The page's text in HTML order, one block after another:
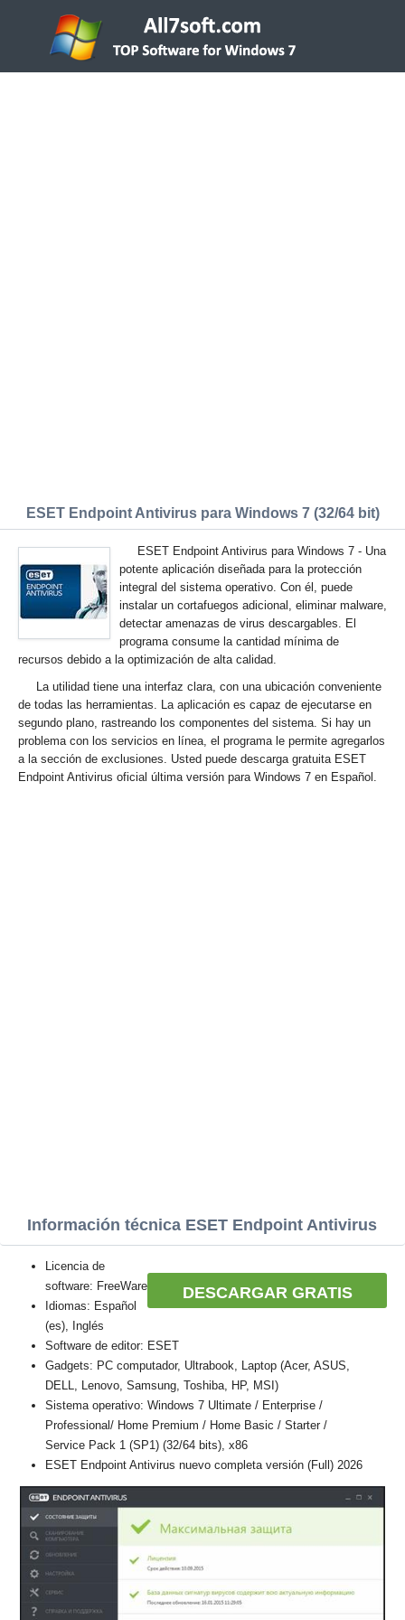
ESET Endpoint Antivirus para Windows 7 (32/64 bit)
ESET Endpoint Antivirus para Windows 7 - Una
potente aplicación diseñada para la protección
integral del sistema operativo. Con él, puede
instalar un cortafuegos adicional, eliminar malware,
detectar amenazas de virus descargables. El
programa consume la cantidad mínima de
recursos debido a la optimización de alta calidad.
La utilidad tiene una interfaz clara, con una ubicación conveniente
de todas las herramientas. La aplicación es capaz de ejecutarse en
segundo plano, rastreando los componentes del sistema. Si hay un
problema con los servicios en línea, el programa le permite agregarlos
a la sección de exclusiones. Usted puede descarga gratuita ESET
Endpoint Antivirus oficial última versión para Windows 7 en Español.
Información técnica ESET Endpoint Antivirus
DESCARGAR GRATIS
Licencia de
software: FreeWare
Idiomas: Español
(es), Inglés
Software de editor: ESET
Gadgets: PC computador, Ultrabook, Laptop (Acer, ASUS,
DELL, Lenovo, Samsung, Toshiba, HP, MSI)
Sistema operativo: Windows 7 Ultimate / Enterprise /
Professional/ Home Premium / Home Basic / Starter /
Service Pack 1 (SP1) (32/64 bits), x86
ESET Endpoint Antivirus nuevo completa versión (Full) 2026